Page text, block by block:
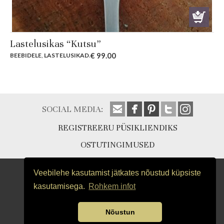
Veebilehe kasutamist jätkates nõustud küpsiste
kasutamisega. Rohkem infot
Nõustun
Lastelusikas “Kutsu”
BEEBIDELE LASTELUSIKAD.€ 99.00
SOCIAL MEDIA:
REGISTREERU PÜSIKLIENDIKS
OSTUTINGIMUSED